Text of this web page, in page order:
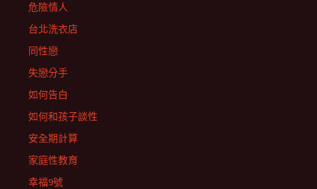
危險情人
台北洗衣店
同性戀
失戀分手
如何告白
如何和孩子談性
安全期計算
家庭性教育
幸福9號